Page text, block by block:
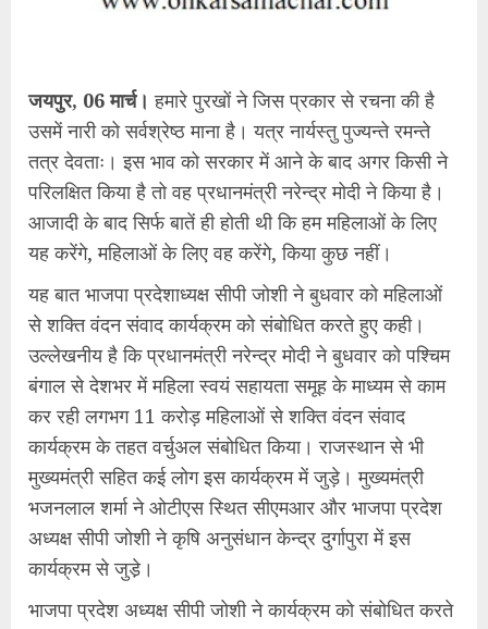
जयपुर, 06 मार्च। हमारे पुरखों ने जिस प्रकार से रचना की है
उसमें नारी को सर्वश्रेष्ठ माना है। यत्र नार्यस्तु पुज्यन्ते रमन्ते
तत्र देवताः। इस भाव को सरकार में आने के बाद अगर किसी ने
परिलक्षित किया है तो वह प्रधानमंत्री नरेन्द्र मोदी ने किया है।
आजादी के बाद सिर्फ बातें ही होती थी कि हम महिलाओं के लिए
यह करेंगे, महिलाओं के लिए वह करेंगे, किया कुछ नहीं।
यह बात भाजपा प्रदेशाध्यक्ष सीपी जोशी ने बुधवार को महिलाओं
से शक्ति वंदन संवाद कार्यक्रम को संबोधित करते हुए कही।
उल्लेखनीय है कि प्रधानमंत्री नरेन्द्र मोदी ने बुधवार को पश्चिम
बंगाल से देशभर में महिला स्वयं सहायता समूह के माध्यम से काम
कर रही लगभग 11 करोड़ महिलाओं से शक्ति वंदन संवाद
कार्यक्रम के तहत वर्चुअल संबोधित किया। राजस्थान से भी
मुख्यमंत्री सहित कई लोग इस कार्यक्रम में जुड़े। मुख्यमंत्री
भजनलाल शर्मा ने ओटीएस स्थित सीएमआर और भाजपा प्रदेश
अध्यक्ष सीपी जोशी ने कृषि अनुसंधान केन्द्र दुर्गापुरा में इस
कार्यक्रम से जुडे़।
भाजपा प्रदेश अध्यक्ष सीपी जोशी ने कार्यक्रम को संबोधित करते